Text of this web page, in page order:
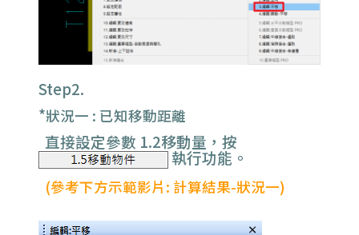
Step2.
*狀況一 : 已知移動距離
直接設定參數 1.2移動量， 按
執行功能。
(參考下方示範影片: 計算結果-狀況一)